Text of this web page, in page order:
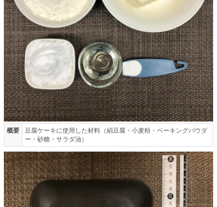
概要
豆腐ケーキに使用した材料（絹豆腐・小麦粉・ベーキングパウダ
ー・砂糖・サラダ油）